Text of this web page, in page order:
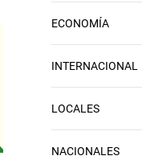
ECONOMÍA
INTERNACIONAL
LOCALES
NACIONALES